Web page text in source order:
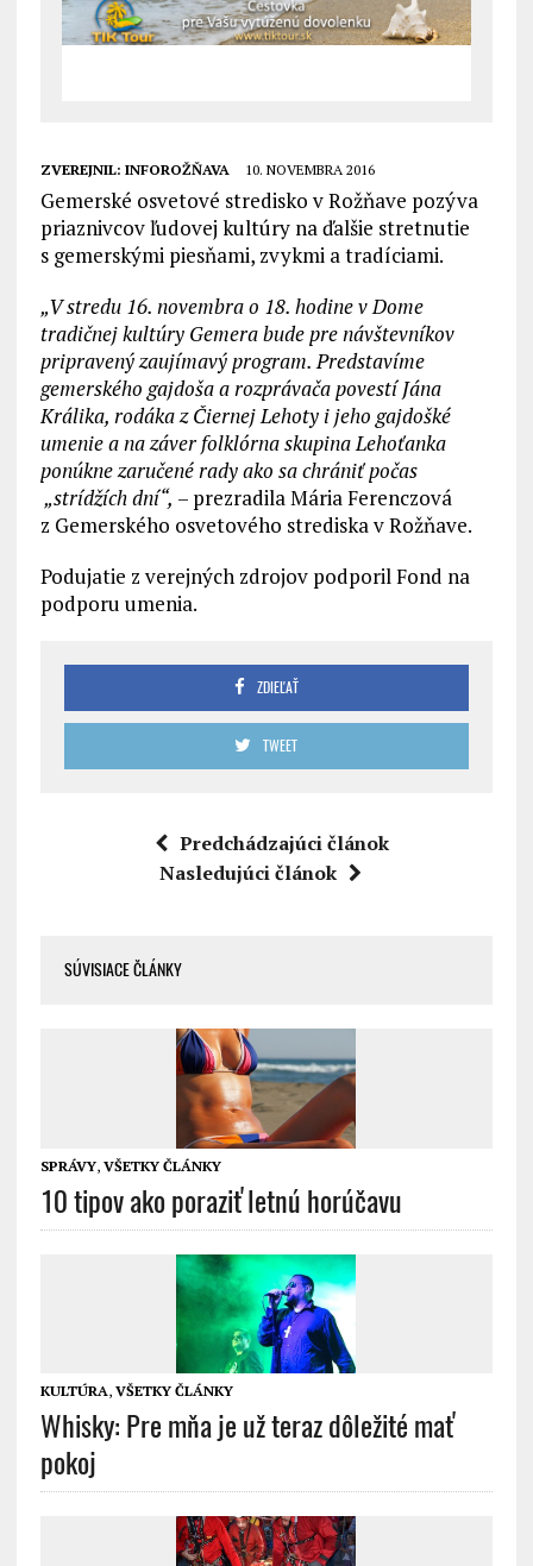
ZVEREJNIL: INFOROŽŇAVA 10. NOVEMBRA 2016
Gemerské osvetové stredisko v Rožňave pozýva
priaznivcov ľudovej kultúry na ďalšie stretnutie
s gemerskými piesňami, zvykmi a tradíciami.
„V stredu 16. novembra o 18. hodine v Dome
tradičnej kultúry Gemera bude pre návštevníkov
pripravený zaujímavý program. Predstavíme
gemerského gajdoša a rozprávača povestí Jána
Králika, rodáka z Čiernej Lehoty i jeho gajdošké
umenie a na záver folklórna skupina Lehoťanka
ponúkne zaručené rady ako sa chrániť počas
„strídžích dní“, – prezradila Mária Ferenczová
z Gemerského osvetového strediska v Rožňave.
Podujatie z verejných zdrojov podporil Fond na
podporu umenia.
ZDIEĽAŤ
TWEET
Predchádzajúci článok
Nasledujúci článok
SÚVISIACE ČLÁNKY
SPRÁVY, VŠETKY ČLÁNKY
10 tipov ako poraziť letnú horúčavu
KULTÚRA, VŠETKY ČLÁNKY
Whisky: Pre mňa je už teraz dôležité mať
pokoj